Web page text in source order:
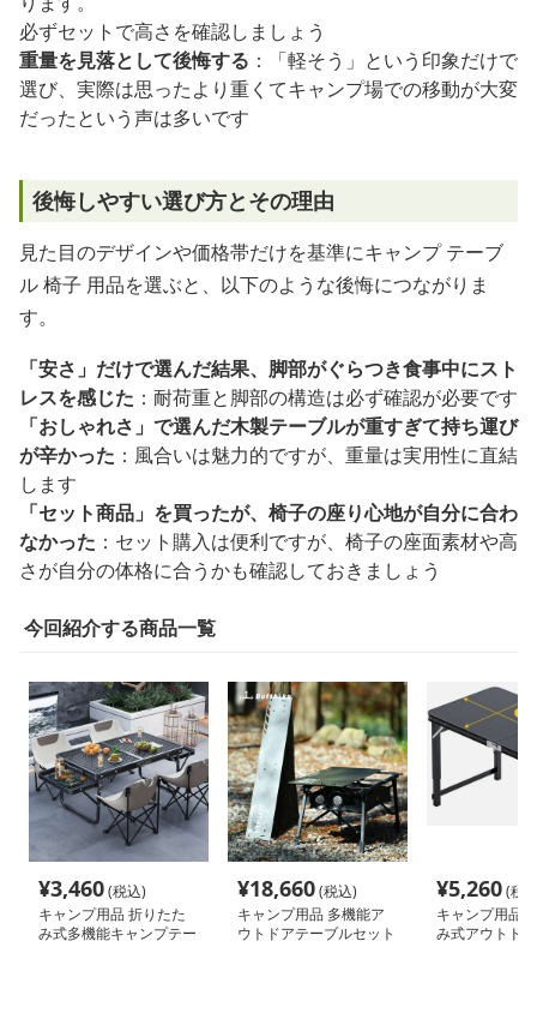
必ずセットで高さを確認しましょう
重量を見落として後悔する ：「軽そう」という印象だけで
選び、実際は思ったより重くてキャンプ場での移動が大変
だったという声は多いです
後悔しやすい選び方とその理由
見た目のデザインや価格帯だけを基準にキャンプ テーブ
ル 椅子 用品を選ぶと、以下のような後悔につながりま
す。
「安さ」だけで選んだ結果、脚部がぐらつき食事中にスト
レスを感じた ：耐荷重と脚部の構造は必ず確認が必要です
「おしゃれさ」で選んだ木製テーブルが重すぎて持ち運び
が辛かった ：風合いは魅力的ですが、重量は実用性に直結
します
「セット商品」を買ったが、椅子の座り心地が自分に合わ
なかった ：セット購入は便利ですが、椅子の座面素材や高
さが自分の体格に合うかも確認しておきましょう
今回紹介する商品一覧
¥3,460(税込)
キャンプ用品 折りたた
み式多機能キャンプテー
¥18,660(税込)
キャンプ用品 多機能ア
ウトドアテーブルセット
¥5,260(税
キャンプ用品
み式アウトド